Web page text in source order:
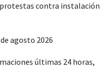
protestas contra instalación
agosto 2026
últimas 24 horas,